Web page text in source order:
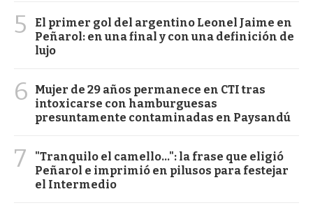
5
El primer gol del argentino Leonel Jaime en
Peñarol: en una final y con una definición de
lujo
6
Mujer de 29 años permanece en CTI tras
intoxicarse con hamburguesas
presuntamente contaminadas en Paysandú
7
"Tranquilo el camello...": la frase que eligió
Peñarol e imprimió en pilusos para festejar
el Intermedio